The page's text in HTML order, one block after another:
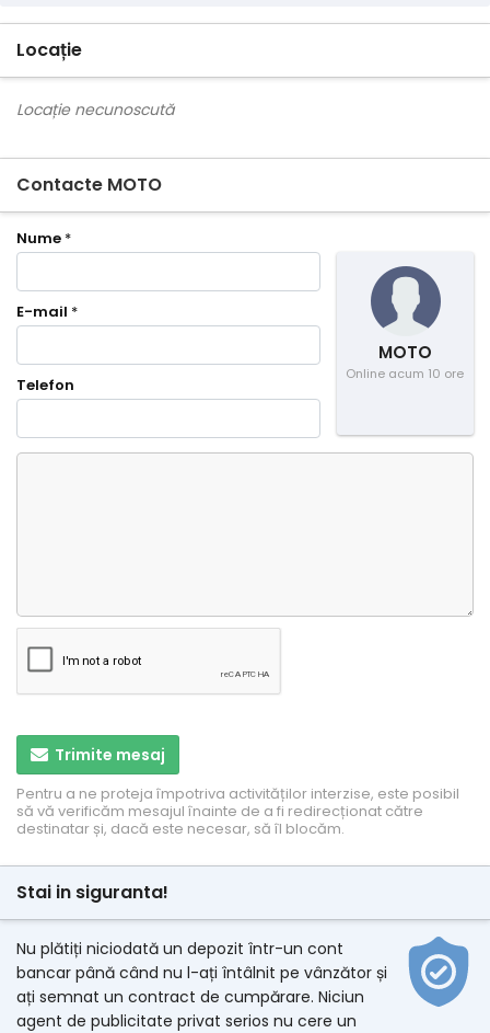
Locație
Locație necunoscută
Contacte MOTO
MOTO
Online acum 10 ore
Nume *
E-mail *
Telefon
Trimite mesaj
Pentru a ne proteja împotriva activităților interzise, ​​este posibil
să vă verificăm mesajul înainte de a fi redirecționat către
destinatar și, dacă este necesar, să îl blocăm.
Stai in siguranta!
Nu plătiți niciodată un depozit într-un cont
bancar până când nu l-ați întâlnit pe vânzător și
ați semnat un contract de cumpărare. Niciun
agent de publicitate privat serios nu cere un